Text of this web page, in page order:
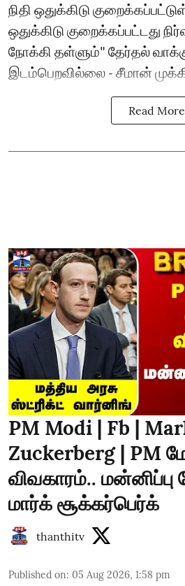
நிதி ஒதுக்கிடு
ஒதுக்கிடு குறைக்கப்பட்டது
நோக்கி தள்ளும்" தேர்தல்
இடம்பெறவில்லை - சீமான்
Read More
PM Modi | Fb |
Zuckerberg | PM
விவகாரம்.. மன்னிப்பு
மார்க் சூக்கர்பெர்க்
thanthitv
Published on: 05 Aug 2026, 1:58 pm